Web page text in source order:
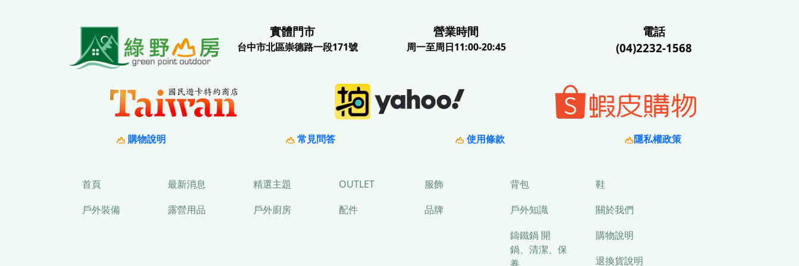
實體門市
台中市北區崇德路一段171號
營業時間
周一至周日11:00-20:45
電話
(04)2232-1568
購物說明 常見問答 使用條款 隱私權政策
首頁 最新消息 精選主題 OUTLET 服飾 背包
鞋
戶外裝備
露營用品 戶外廚房 配件 品牌
戶外知識
鑄鐵鍋 開
鍋、清潔、保
關於我們
購物說明
退換貨說明